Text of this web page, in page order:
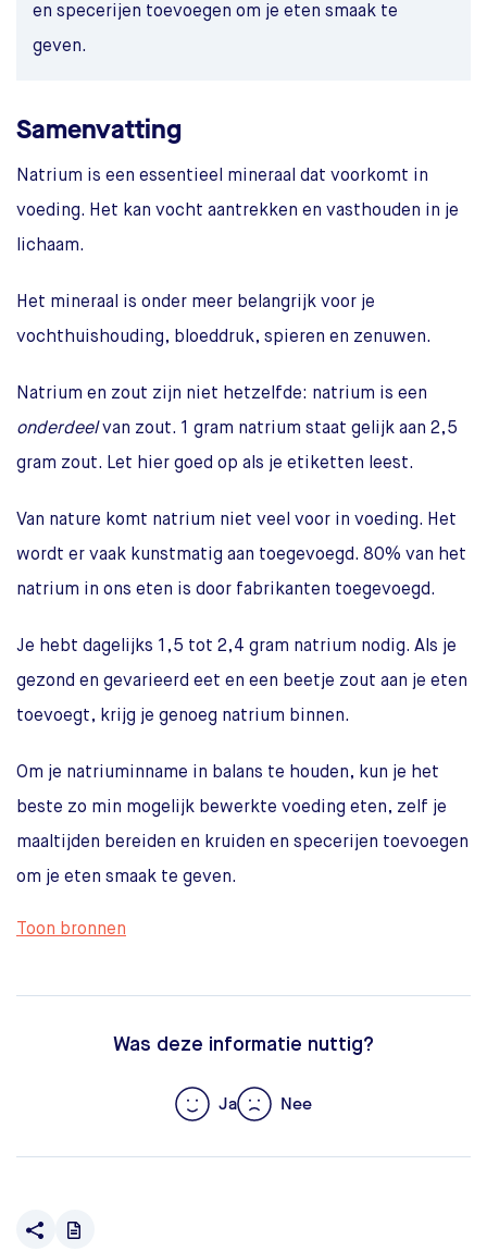
en specerijen toevoegen om je eten smaak te
geven.
Samenvatting
Natrium is een essentieel mineraal dat voorkomt in
voeding. Het kan vocht aantrekken en vasthouden in je
lichaam.
Het mineraal is onder meer belangrijk voor je
vochthuishouding, bloeddruk, spieren en zenuwen.
Natrium en zout zijn niet hetzelfde: natrium is een
onderdeelvan zout. 1 gram natrium staat gelijk aan 2,5
gram zout. Let hier goed op als je etiketten leest.
Van nature komt natrium niet veel voor in voeding. Het
wordt er vaak kunstmatig aan toegevoegd. 80% van het
natrium in ons eten is door fabrikanten toegevoegd.
Je hebt dagelijks 1,5 tot 2,4 gram natrium nodig. Als je
gezond en gevarieerd eet en een beetje zout aan je eten
toevoegt, krijg je genoeg natrium binnen.
Om je natriuminname in balans te houden, kun je het
beste zo min mogelijk bewerkte voeding eten, zelf je
maaltijden bereiden en kruiden en specerijen toevoegen
om je eten smaak te geven.
Toon bronnen
Was deze informatie nuttig?
Ja Nee